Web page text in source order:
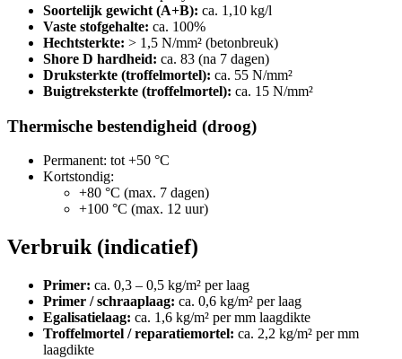
Soortelijk gewicht (A+B): ca. 1,10 kg/l
Vaste stofgehalte: ca. 100%
Hechtsterkte: > 1,5 N/mm² (betonbreuk)
Shore D hardheid: ca. 83 (na 7 dagen)
Druksterkte (troffelmortel): ca. 55 N/mm²
Buigtreksterkte (troffelmortel): ca. 15 N/mm²
Thermische bestendigheid (droog)
Permanent: tot +50 °C
Kortstondig:
+80 °C (max. 7 dagen)
+100 °C (max. 12 uur)
Verbruik (indicatief)
Primer: ca. 0,3 – 0,5 kg/m² per laag
Primer / schraaplaag: ca. 0,6 kg/m² per laag
Egalisatielaag: ca. 1,6 kg/m² per mm laagdikte
Troffelmortel / reparatiemortel: ca. 2,2 kg/m² per mm
laagdikte